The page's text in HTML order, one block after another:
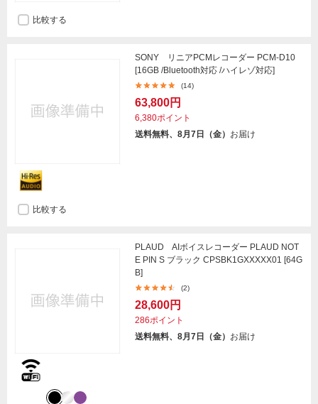
比較する
SONY リニアPCMレコーダー PCM-D10
[16GB /Bluetooth対応 /ハイレゾ対応]
(14)
63,800円
6,380ポイント
送料無料、8月7日（金） お届け
比較する
PLAUD AIボイスレコーダー PLAUD NOT
E PIN S ブラック CPSBK1GXXXXX01 [64G
B]
(2)
28,600円
286ポイント
送料無料、8月7日（金） お届け